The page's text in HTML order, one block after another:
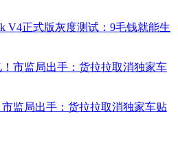
V4正式版灰度测试：9毛钱就能生
监局出手：货拉拉取消独家车贴